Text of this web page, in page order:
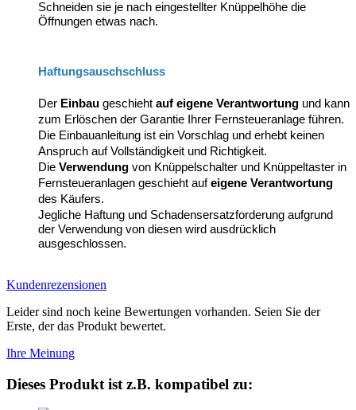
Schneiden sie je nach eingestellter Knüppelhöhe die
Öffnungen etwas nach.
Haftungsauschschluss
Der Einbau geschieht auf eigene Verantwortung und kann
zum Erlöschen der Garantie Ihrer Fernsteueranlage führen.
Die Einbauanleitung ist ein Vorschlag und erhebt keinen
Anspruch auf Vollständigkeit und Richtigkeit.
Die Verwendung von Knüppelschalter und Knüppeltaster in
Fernsteueranlagen geschieht aufeigene Verantwortung
des Käufers.
Jegliche Haftung und Schadensersatzforderung aufgrund
der Verwendung von diesen wird ausdrücklich
ausgeschlossen.
Kundenrezensionen
Leider sind noch keine Bewertungen vorhanden. Seien Sie der
Erste, der das Produkt bewertet.
Ihre Meinung
Dieses Produkt ist z.B. kompatibel zu: